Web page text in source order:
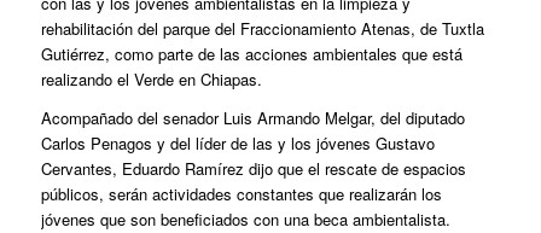
rehabilitación del parque del Fraccionamiento Atenas, de Tuxtla
Gutiérrez, como parte de las acciones ambientales que está
realizando el Verde en Chiapas.
Acompañado del senador Luis Armando Melgar, del diputado
Carlos Penagos y del líder de las y los jóvenes Gustavo
Cervantes, Eduardo Ramírez dijo que el rescate de espacios
públicos, serán actividades constantes que realizarán los
jóvenes que son beneficiados con una beca ambientalista.